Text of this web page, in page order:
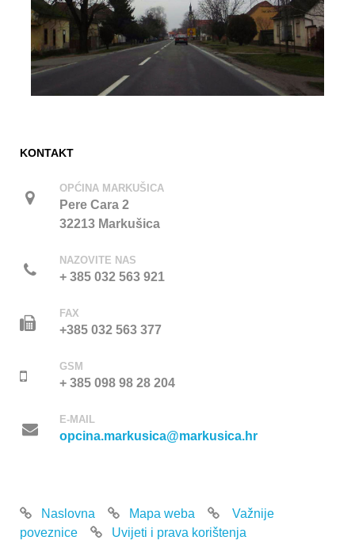
KONTAKT
OPĆINA MARKUŠICA
Pere Cara 2
32213 Markušica
NAZOVITE NAS
+ 385 032 563 921
FAX
+385 032 563 377
GSM
+ 385 098 98 28 204
E-MAIL
opcina.markusica@markusica.hr
Naslovna Mapa weba
Važnije
poveznice
Uvijeti i prava korištenja